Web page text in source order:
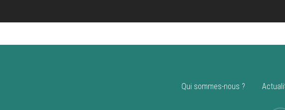
Qui sommes-nous ?